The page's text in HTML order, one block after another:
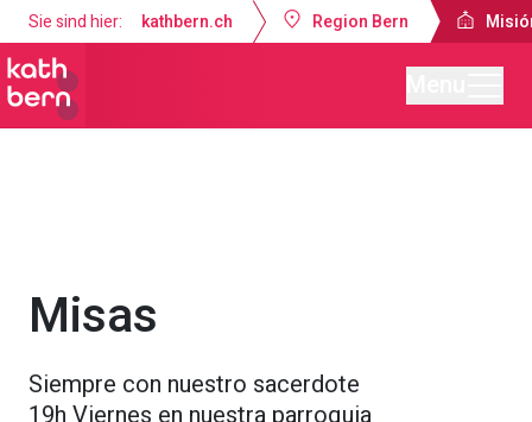
Sie sind hier: kathbern.ch Region Bern
Misas
Siempre con nuestro sacerdote